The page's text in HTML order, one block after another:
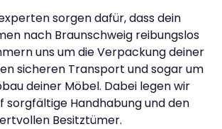
sorgen dafür, dass dein
nach Braunschweig reibungslos
uns um die Verpackung deiner
sicheren Transport und sogar um
deiner Möbel. Dabei legen wir
sorgfältige Handhabung und den
Besitztümer.